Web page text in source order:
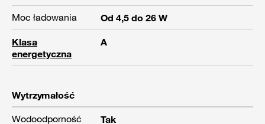
Moc ładowania Od 4,5 do 26 W
Klasa
energetyczna
A
Wytrzymałość
Wodoodporność
Tak